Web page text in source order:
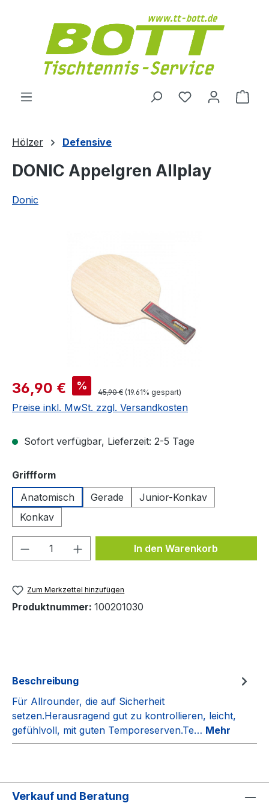
Du hast 0
Hölzer Defensive
DONIC Appelgren Allplay
Donic
Verkaufspreis:
36,90 € % Regulärer Preis:
45,90 € (19.61% gespart)
Preise inkl. MwSt. zzgl. Versandkosten
Sofort verfügbar, Lieferzeit: 2-5 Tage
Griffformauswählen
Anatomisch
Gerade
Junior-Konkav
Konkav
Produkt Anzahl: Gib denIn den Warenkorb
Zum Merkzettel hinzufügen
Produktnummer: 100201030
Beschreibung
Für Allrounder, die auf Sicherheit
setzen.Herausragend gut zu kontrollieren, leicht,
gefühlvoll, mit guten Temporeserven.Te… Mehr
Verkauf und Beratung